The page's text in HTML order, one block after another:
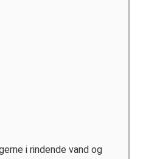
i rindende vand og